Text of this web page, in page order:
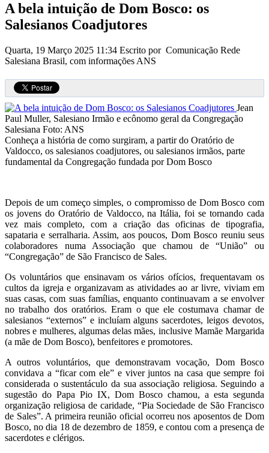
A bela intuição de Dom Bosco: os
Salesianos Coadjutores
Quarta, 19 Março 2025 11:34 Escrito por Comunicação Rede
Salesiana Brasil, com informações ANS
Jean
Paul Muller, Salesiano Irmão e ecônomo geral da Congregação
Salesiana Foto: ANS
Conheça a história de como surgiram, a partir do Oratório de
Valdocco, os salesianos coadjutores, ou salesianos irmãos, parte
fundamental da Congregação fundada por Dom Bosco
Depois de um começo simples, o compromisso de Dom Bosco com
os jovens do Oratório de Valdocco, na Itália, foi se tornando cada
vez mais completo, com a criação das oficinas de tipografia,
sapataria e serralharia. Assim, aos poucos, Dom Bosco reuniu seus
colaboradores numa Associação que chamou de “União” ou
“Congregação” de São Francisco de Sales.
Os voluntários que ensinavam os vários ofícios, frequentavam os
cultos da igreja e organizavam as atividades ao ar livre, viviam em
suas casas, com suas famílias, enquanto continuavam a se envolver
no trabalho dos oratórios. Eram o que ele costumava chamar de
salesianos “externos” e incluíam alguns sacerdotes, leigos devotos,
nobres e mulheres, algumas delas mães, inclusive Mamãe Margarida
(a mãe de Dom Bosco), benfeitores e promotores.
A outros voluntários, que demonstravam vocação, Dom Bosco
convidava a “ficar com ele” e viver juntos na casa que sempre foi
considerada o sustentáculo da sua associação religiosa. Seguindo a
sugestão do Papa Pio IX, Dom Bosco chamou, a esta segunda
organização religiosa de caridade, “Pia Sociedade de São Francisco
de Sales”. A primeira reunião oficial ocorreu nos aposentos de Dom
Bosco, no dia 18 de dezembro de 1859, e contou com a presença de
sacerdotes e clérigos.